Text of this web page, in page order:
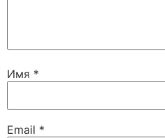
Имя *
Email *